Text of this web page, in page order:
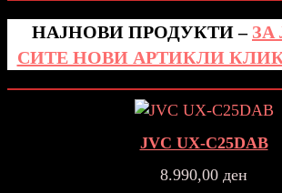
НАЈНОВИ ПРОДУКТИ – ЗА
СИТЕ НОВИ АРТИКЛИ
JVC UX-C25DAB
8.990,00 ден